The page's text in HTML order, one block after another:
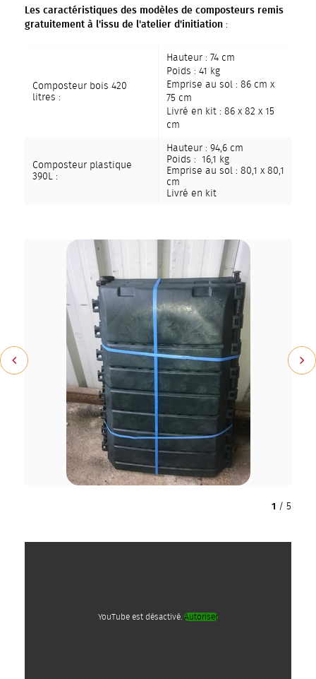
Les caractéristiques des modèles de composteurs remis
gratuitement à l'issu de l'atelier d'initiation :
Composteur bois 420
litres :
Hauteur : 74 cm
Poids : 41 kg
Emprise au sol : 86 cm x
75 cm
Livré en kit : 86 x 82 x 15
cm
Composteur plastique
390L :
Hauteur : 94,6 cm
Poids : 16,1 kg
Emprise au sol : 80,1 x 80,1
cm
Livré en kit
Précédent
1 / 5
YouTube est désactivé. Autoriser